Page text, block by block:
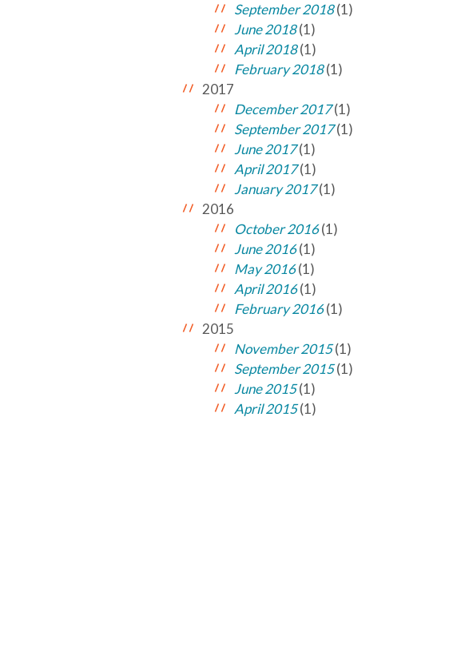
September 2018(1)
June 2018(1)
April 2018(1)
February 2018(1)
2017
December 2017(1)
September 2017(1)
June 2017(1)
April 2017(1)
January 2017(1)
2016
October 2016(1)
June 2016(1)
May 2016(1)
April 2016(1)
February 2016(1)
2015
November 2015(1)
September 2015(1)
June 2015(1)
April 2015(1)